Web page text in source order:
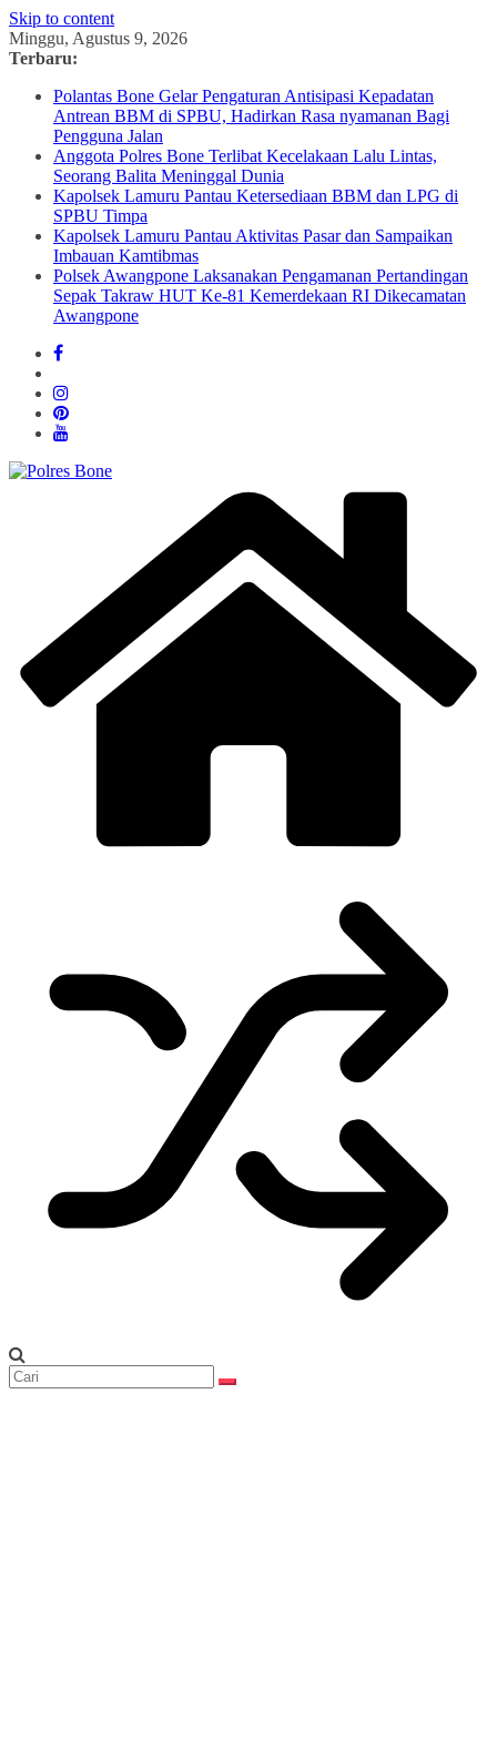
Skip to content
Minggu, Agustus 9, 2026
Terbaru:
Polantas Bone Gelar Pengaturan Antisipasi Kepadatan
Antrean BBM di SPBU, Hadirkan Rasa nyamanan Bagi
Pengguna Jalan
Anggota Polres Bone Terlibat Kecelakaan Lalu Lintas,
Seorang Balita Meninggal Dunia
Kapolsek Lamuru Pantau Ketersediaan BBM dan LPG di
SPBU Timpa
Kapolsek Lamuru Pantau Aktivitas Pasar dan Sampaikan
Imbauan Kamtibmas
Polsek Awangpone Laksanakan Pengamanan Pertandingan
Sepak Takraw HUT Ke-81 Kemerdekaan RI Dikecamatan
Awangpone